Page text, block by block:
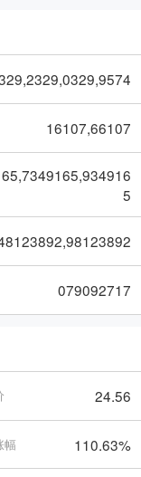
16107,66107
5
079092717
24.56
幅 110.63%